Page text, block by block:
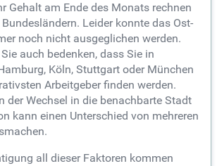
Gehalt am Ende des Monats rechnen
Leider konnte das Ost-
noch nicht ausgeglichen werden.
auch bedenken, dass Sie in
Köln, Stuttgart oder München
Arbeitgeber finden werden.
der Wechsel in die benachbarte Stadt
kann einen Unterschied von mehreren
all dieser Faktoren kommen